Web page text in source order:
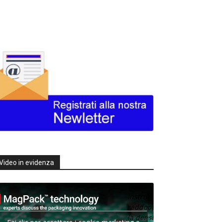
in evidenza
Texas
raddoppia
la densità